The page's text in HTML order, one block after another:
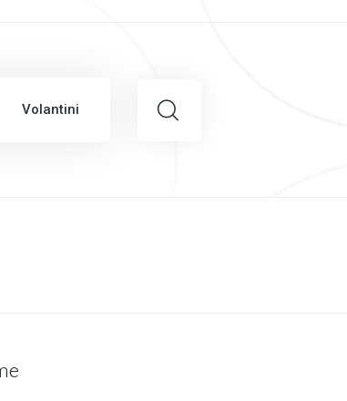
Volantini